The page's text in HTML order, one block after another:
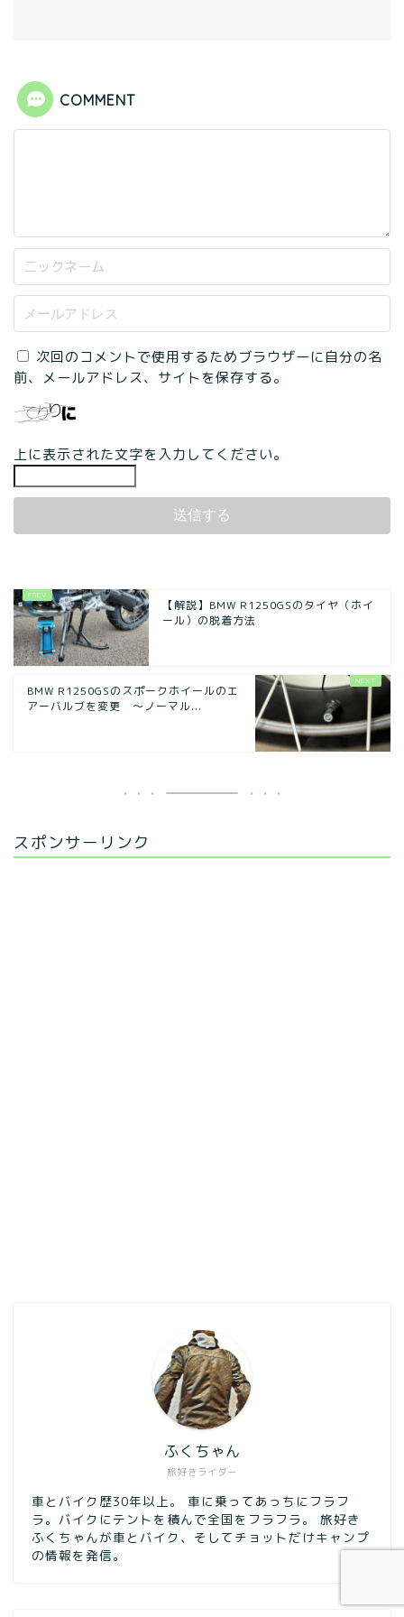
COMMENT
次回のコメントで使用するためブラウザーに自分の名
前、メールアドレス、サイトを保存する。
上に表示された文字を入力してください。
【解説】BMW R1250GSのタイヤ（ホイ
ール）の脱着方法
BMW R1250GSのスポークホイールのエ
アーバルブを変更 ～ノーマル...
スポンサーリンク
旅好きライダー
ふくちゃん
車とバイク歴30年以上。 車に乗ってあっちにフラフ
ラ。バイクにテントを積んで全国をフラフラ。 旅好き
ふくちゃんが車とバイク、そしてチョットだけキャンプ
の情報を発信。